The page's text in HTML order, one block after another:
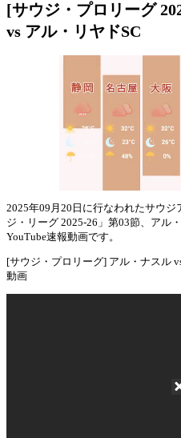
[サウジ・プロリーグ
vs アル・リヤドSC
2025年09月20日に行なわれたサウ
ジ・リーグ 2025-26」第03節、アル
YouTube速報動画です。
[サウジ・プロリーグ] アル・ナスル
動画